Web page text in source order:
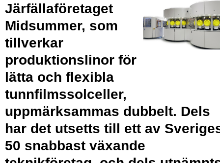
Järfällaföretaget
Midsummer, som
tillverkar
produktionslinor för
lätta och flexibla
tunnfilmssolceller,
uppmärksammas dubbelt. Dels
har det utsetts till ett av
50 snabbast växande